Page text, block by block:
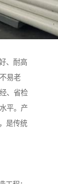
、耐高
易老
、省检
平。产
是传统